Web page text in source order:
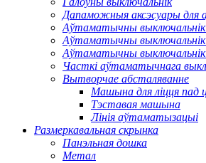
Дапаможныя аксэсуары для
Аўтаматычны выключальнік
Аўтаматычны выключальнік
Аўтаматычны выключальнік
Часткі аўтаматычнага
Вытворчае абсталяванне
Машына для ліцця пад
Тэставая машына
Лінія аўтаматызацыі
Размеркавальная скрынка
Панэльная дошка
Метал